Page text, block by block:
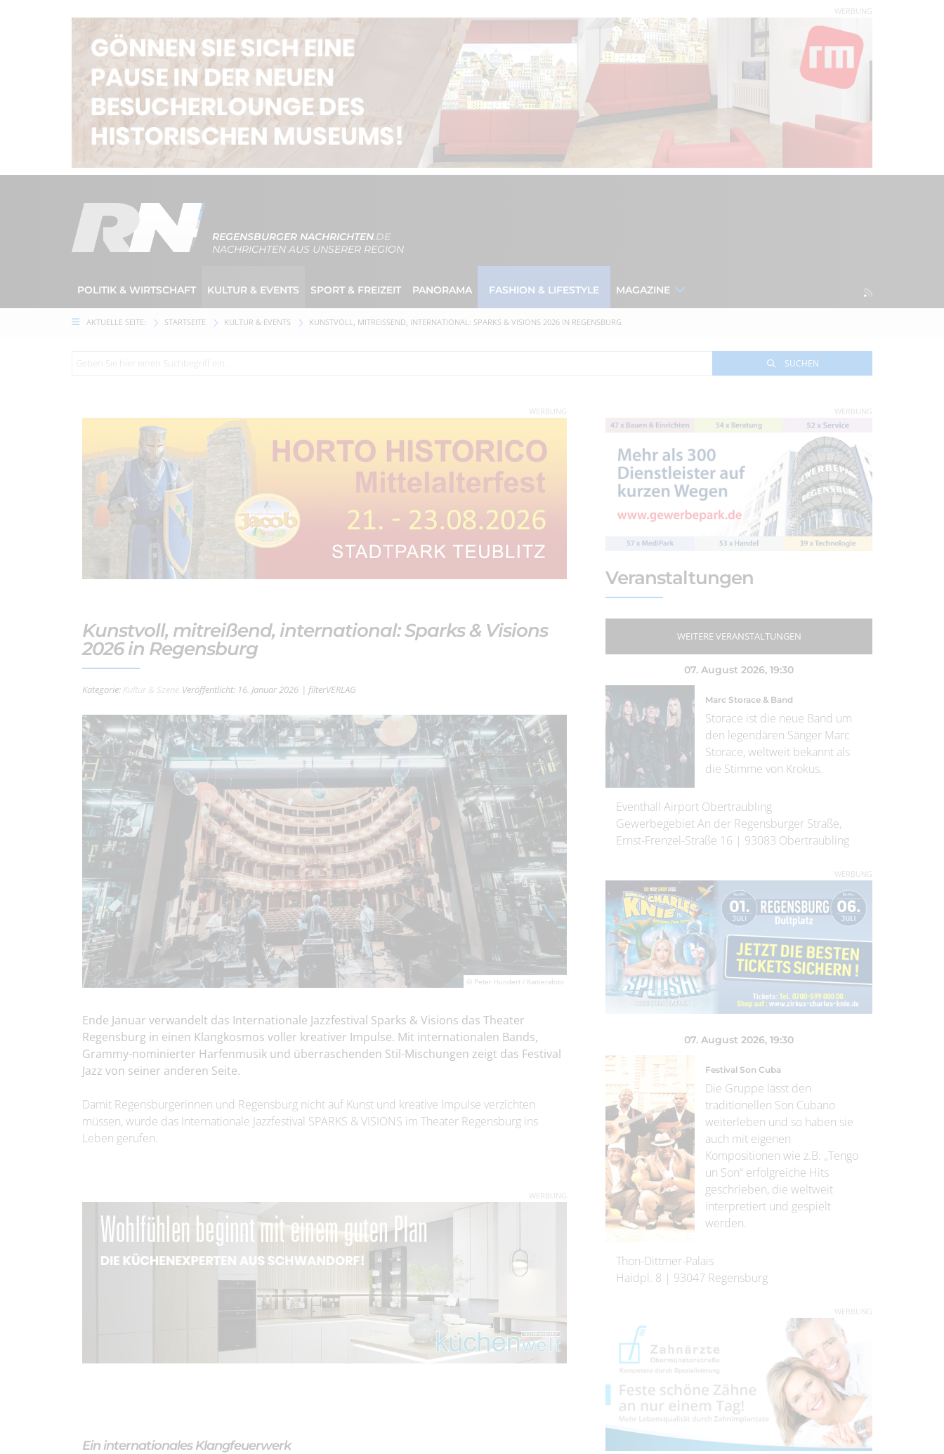
WERBUNG
REGENSBURGER NACHRICHTEN.DE
NACHRICHTEN AUS UNSERER REGION
POLITIK & WIRTSCHAFT KULTUR & EVENTS SPORT & FREIZEIT PANORAMA FASHION & LIFESTYLE MAGAZINE
AKTUELLE SEITE: STARTSEITE KULTUR & EVENTS KUNSTVOLL, MITREISSEND, INTERNATIONAL: SPARKS & VISIONS 2026 IN REGENSBURG
SUCHEN
WERBUNG
Kunstvoll, mitreißend, international: Sparks & Visions
2026 in Regensburg
Kategorie: Kultur & Szene Veröffentlicht: 16. Januar 2026 | filterVERLAG
© Peter Hundert / Kamerafoto
Ende Januar verwandelt das Internationale Jazzfestival Sparks & Visions das Theater
Regensburg in einen Klangkosmos voller kreativer Impulse. Mit internationalen Bands,
Grammy-nominierter Harfenmusik und überraschenden Stil-Mischungen zeigt das Festival
Jazz von seiner anderen Seite.
Damit Regensburgerinnen und Regensburg nicht auf Kunst und kreative Impulse verzichten
müssen, wurde das Internationale Jazzfestival SPARKS & VISIONS im Theater Regensburg ins
Leben gerufen.
WERBUNG
Ein internationales Klangfeuerwerk
WERBUNG
Veranstaltungen
WEITERE VERANSTALTUNGEN
07. August 2026, 19:30
Marc Storace & Band
Storace ist die neue Band um
den legendären Sänger Marc
Storace, weltweit bekannt als
die Stimme von Krokus.
Eventhall Airport Obertraubling
Gewerbegebiet An der Regensburger Straße,
Ernst-Frenzel-Straße 16 | 93083 Obertraubling
WERBUNG
07. August 2026, 19:30
Festival Son Cuba
Die Gruppe lässt den
traditionellen Son Cubano
weiterleben und so haben sie
auch mit eigenen
Kompositionen wie z.B. „Tengo
un Son“ erfolgreiche Hits
geschrieben, die weltweit
interpretiert und gespielt
werden.
Thon-Dittmer-Palais
Haidpl. 8 | 93047 Regensburg
WERBUNG